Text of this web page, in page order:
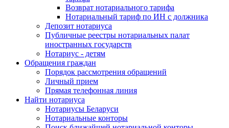
Возврат нотариального тарифа
Нотариальный тариф по ИН с должника
Депозит нотариуса
Публичные реестры нотариальных палат
иностранных государств
Нотариус - детям
Обращения граждан
Порядок рассмотрения обращений
Личный прием
Прямая телефонная линия
Найти нотариуса
Нотариусы Беларуси
Нотариальные конторы